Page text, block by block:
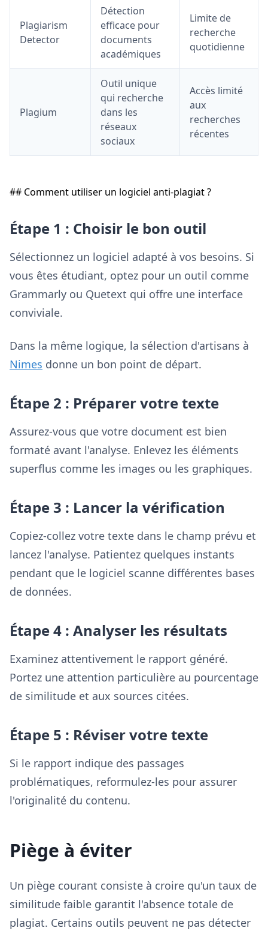
Plagiarism
Detector
Détection
efficace pour
documents
académiques
Limite de
recherche
quotidienne
Plagium
Outil unique
qui recherche
dans les
réseaux
sociaux
Accès limité
aux
recherches
récentes
## Comment utiliser un logiciel anti-plagiat ?
Étape 1 : Choisir le bon outil
Sélectionnez un logiciel adapté à vos besoins. Si
vous êtes étudiant, optez pour un outil comme
Grammarly ou Quetext qui offre une interface
conviviale.
Dans la même logique, la sélection d'artisans à
Nimes donne un bon point de départ.
Étape 2 : Préparer votre texte
Assurez-vous que votre document est bien
formaté avant l'analyse. Enlevez les éléments
superflus comme les images ou les graphiques.
Étape 3 : Lancer la vérification
Copiez-collez votre texte dans le champ prévu et
lancez l'analyse. Patientez quelques instants
pendant que le logiciel scanne différentes bases
de données.
Étape 4 : Analyser les résultats
Examinez attentivement le rapport généré.
Portez une attention particulière au pourcentage
de similitude et aux sources citées.
Étape 5 : Réviser votre texte
Si le rapport indique des passages
problématiques, reformulez-les pour assurer
l'originalité du contenu.
Piège à éviter
Un piège courant consiste à croire qu'un taux de
similitude faible garantit l'absence totale de
plagiat. Certains outils peuvent ne pas détecter